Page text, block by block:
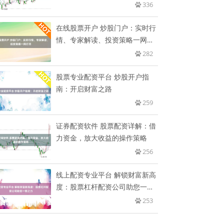
336
在线股票开户 炒股门户：实时行
情、专家解读、投资策略一网打
282
股票专业配资平台 炒股开户指
南：开启财富之路
259
证券配资软件 股票配资详解：借
力资金，放大收益的操作策略
256
线上配资专业平台 解锁财富新高
度：股票杠杆配资公司助您一臂
253